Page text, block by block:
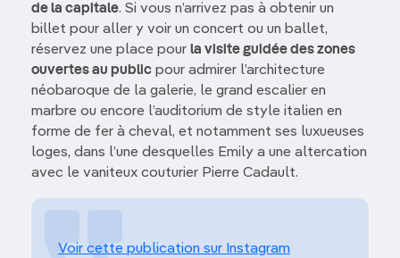
de la capitale. Si vous n’arrivez pas à obtenir un
billet pour aller y voir un concert ou un ballet,
réservez une place pour la visite guidée des zones
ouvertes au public pour admirer l’architecture
néobaroque de la galerie, le grand escalier en
marbre ou encore l’auditorium de style italien en
forme de fer à cheval, et notamment ses luxueuses
loges, dans l’une desquelles Emily a une altercation
avec le vaniteux couturier Pierre Cadault.
Voir cette publication sur Instagram